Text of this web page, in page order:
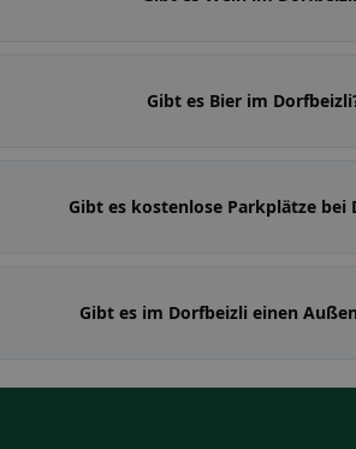
Gibt es Bier im
Gibt es kostenlose Parkplätze bei
Gibt es im Dorfbeizli einen